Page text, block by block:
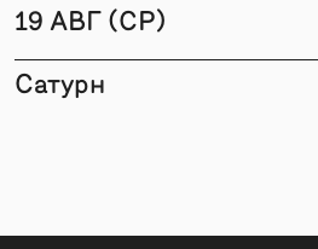
19 АВГ (СР)
Сатурн